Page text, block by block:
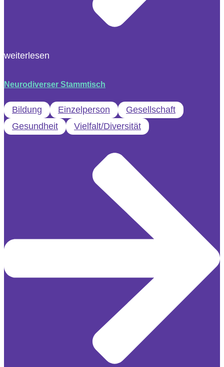
weiterlesen
Neurodiverser Stammtisch
Bildung Einzelperson
Gesellschaft
Gesundheit
Vielfalt/Diversität